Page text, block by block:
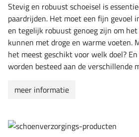
Stevig en robuust schoeisel is
paardrijden. Het moet een fijn gevoel
en tegelijk robuust genoeg zijn om
kunnen met droge en warme voeten.
het meest geschikt voor welk doel?
worden besteed aan de verschillende
meer informatie